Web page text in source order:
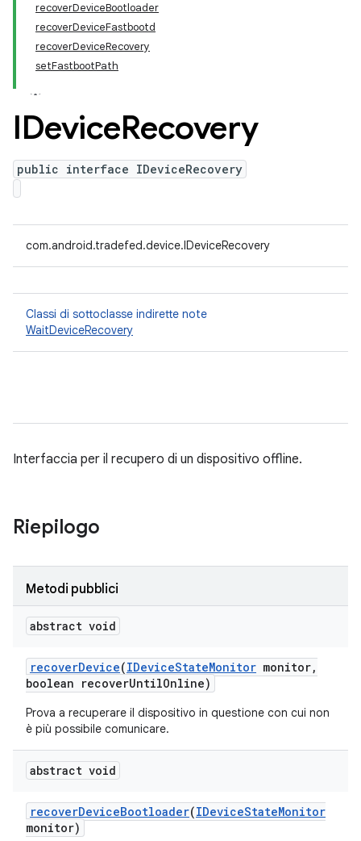
recoverDeviceBootloader
recoverDeviceFastbootd
recoverDeviceRecovery
setFastbootPath
IDeviceRecovery
public interface IDeviceRecovery
com.android.tradefed.device.IDeviceRecovery
Classi di sottoclasse indirette note
WaitDeviceRecovery
Interfaccia per il recupero di un dispositivo offline.
Riepilogo
Metodi pubblici
abstract void
recoverDevice(IDeviceStateMonitor monitor,
boolean recoverUntilOnline)
Prova a recuperare il dispositivo in questione con cui non
è più possibile comunicare.
abstract void
recoverDeviceBootloader(IDeviceStateMonitor
monitor)